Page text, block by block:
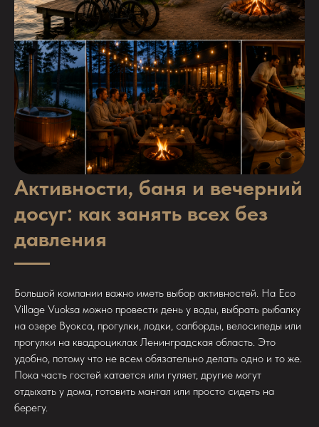
Активности, баня и вечерний
досуг: как занять всех без
давления
Большой компании важно иметь выбор активностей. На Eco
Village Vuoksa можно провести день у воды, выбрать рыбалку
на озере Вуокса, прогулки, лодки, сапборды, велосипеды или
прогулки на квадроциклах Ленинградская область. Это
удобно, потому что не всем обязательно делать одно и то же.
Пока часть гостей катается или гуляет, другие могут
отдыхать у дома, готовить мангал или просто сидеть на
берегу.